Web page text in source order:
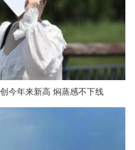
今年来新高 焖蒸感不下线